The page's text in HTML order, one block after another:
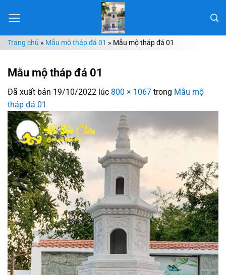
đến
dungTrang chủ » Mẫu mộ tháp đá 01 » Mẫu mộ tháp đá 01
Mẫu mộ tháp đá 01
Đã xuất bản 19/10/2022 lúc 800 × 1067 trong Mẫu mộ
tháp đá 01